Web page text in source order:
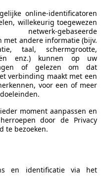
S 93 kWh CERAMIC |
online-identificatoren
willekeurig toegewezen
netwerk-gebaseerde
met andere informatie (bijv.
taal, schermgrootte,
enz.) kunnen op uw
of gelezen om dat
verbinding maakt met een
voor een of meer
moment aanpassen en
door de Privacy
te bezoeken.
en identificatie via het